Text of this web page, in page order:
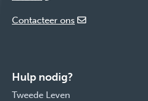
Contacteer ons
Hulp nodig?
Tweede Leven